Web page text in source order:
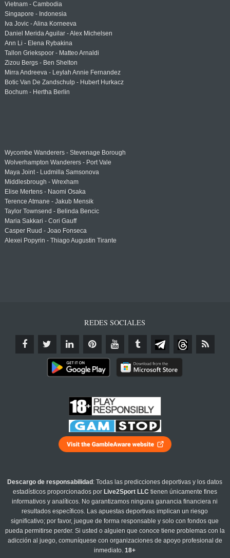
Vietnam - Cambodia
Singapore - Indonesia
Iva Jovic - Alina Korneeva
Daniel Merida Aguilar - Alex Michelsen
Ann Li - Elena Rybakina
Tallon Griekspoor - Matteo Arnaldi
Zizou Bergs - Ben Shelton
Mirra Andreeva - Leylah Annie Fernandez
Botic Van De Zandschulp - Hubert Hurkacz
Bochum - Hertha Berlin
Wycombe Wanderers - Stevenage Borough
Wolverhampton Wanderers - Port Vale
Maya Joint - Ludmilla Samsonova
Middlesbrough - Wrexham
Elise Mertens - Naomi Osaka
Terence Atmane - Jakub Mensik
Taylor Townsend - Belinda Bencic
Maria Sakkari - Cori Gauff
Casper Ruud - Joao Fonseca
Alexei Popyrin - Thiago Augustin Tirante
REDES SOCIALES
Descargo de responsabilidad : Todas las predicciones deportivas y los datos
estadísticos proporcionados por Live2Sport LLC tienen únicamente fines
informativos y analíticos. No garantizamos ninguna ganancia financiera ni
resultados específicos. Las apuestas deportivas implican un riesgo
significativo; por favor, juegue de forma responsable y solo con fondos que
pueda permitirse perder. Si usted o alguien que conoce tiene problemas con la
adicción al juego, comuníquese con organizaciones de apoyo profesional de
inmediato.18+